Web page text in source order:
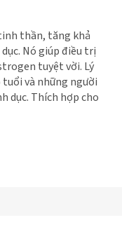
thần, tăng khả
Nó giúp điều trị
tuyệt vời. Lý
và những người
dục. Thích hợp cho